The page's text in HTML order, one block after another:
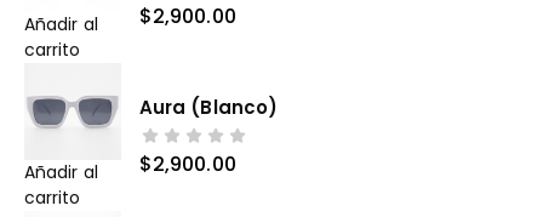
Añadir al
carrito
$2,900.00
Añadir al
carrito
Aura (blanco)
$2,900.00